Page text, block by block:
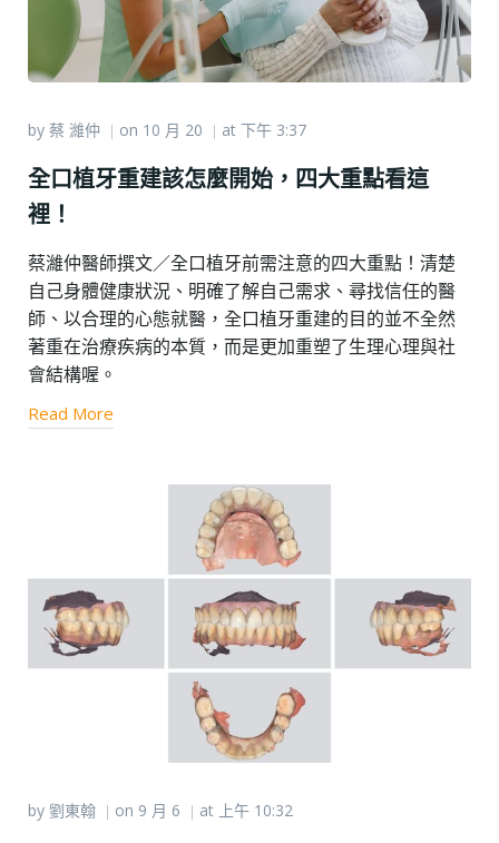
by 蔡 濰仲 | on 10 月 20 | at 下午 3:37
全口植牙重建該怎麼開始，四大重點看這
裡！
蔡濰仲醫師撰文／全口植牙前需注意的四大重點！清楚
自己身體健康狀況、明確了解自己需求、尋找信任的醫
師、以合理的心態就醫，全口植牙重建的目的並不全然
著重在治療疾病的本質，而是更加重塑了生理心理與社
會結構喔。
Read More
by 劉東翰 | on 9 月 6 | at 上午 10:32